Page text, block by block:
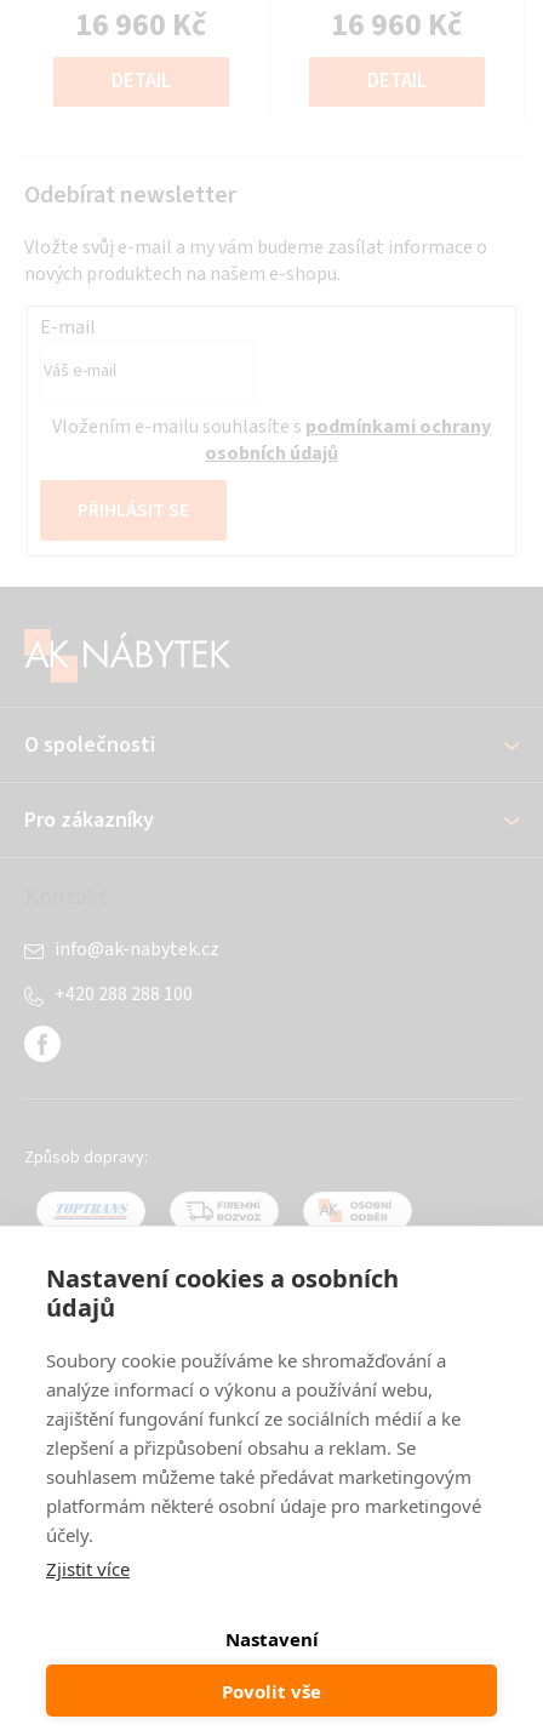
Nastavení cookies a osobních
údajů
Soubory cookie používáme ke shromažďování a
analýze informací o výkonu a používání webu,
zajištění fungování funkcí ze sociálních médií a ke
zlepšení a přizpůsobení obsahu a reklam. Se
souhlasem můžeme také předávat marketingovým
platformám některé osobní údaje pro marketingové
účely.
Zjistit více
Nastavení
Povolit vše
0,0
z
5
16 960 Kč
Měrná
cena:
DETAIL
0,0
z
5
16 960 Kč
Měrná
cena:
DETAIL
Odebírat newsletter
Vložte svůj e-mail a my vám budeme zasílat informace o
nových produktech na našem e-shopu.
E-mail
Vložením e-mailu souhlasíte s podmínkami ochrany
osobních údajů
PŘIHLÁSIT SE
O společnosti
Pro zákazníky
info@ak-nabytek.cz
+420 288 288 100
Způsob dopravy:
Shoptet |mime digital
Odstoupit od smlouvy